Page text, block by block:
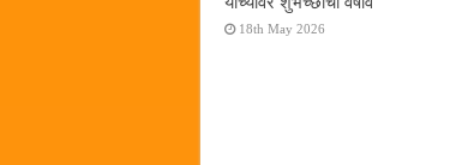
18th May 2026